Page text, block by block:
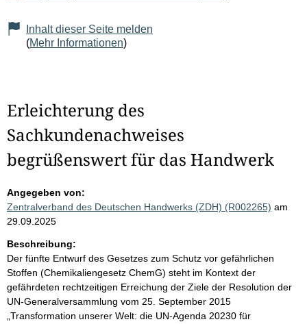
Inhalt dieser Seite melden
(Mehr Informationen)
Erleichterung des
Sachkundenachweises
begrüßenswert für das Handwerk
Angegeben von:
Zentralverband des Deutschen Handwerks (ZDH) (R002265) am
29.09.2025
Beschreibung:
Der fünfte Entwurf des Gesetzes zum Schutz vor gefährlichen
Stoffen (Chemikaliengesetz ChemG) steht im Kontext der
gefährdeten rechtzeitigen Erreichung der Ziele der Resolution der
UN-Generalversammlung vom 25. September 2015
„Transformation unserer Welt: die UN-Agenda 20230 für